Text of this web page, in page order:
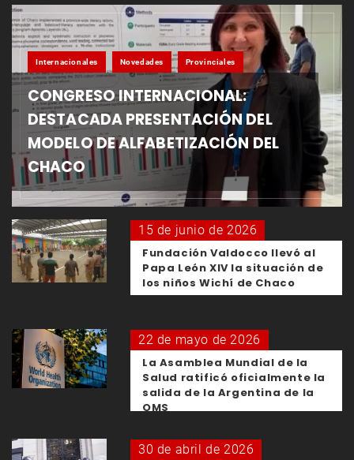
Internacionales Novedades Provinciales
CONGRESO INTERNACIONAL:
DESTACADA PRESENTACIÓN DEL
MODELO DE ALFABETIZACIÓN DEL
CHACO
15 de junio de 2026
Fundación Valdocco llevó al
Papa León XIV la situación de
los niños Wichí de Chaco
22 de mayo de 2026
La Asamblea Mundial de la
Salud ratificó oficialmente la
salida de la Argentina de la
OMS
30 de abril de 2026